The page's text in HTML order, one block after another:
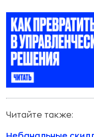
Читайте также: